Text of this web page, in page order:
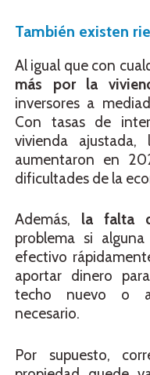
También existen
Al igual que con
más por la
inversores a
Con tasas de
vivienda
aumentaron en
dificultades de la
Además, la falta
problema si
efectivo
aportar dinero
techo nuevo o
necesario.
Por supuesto,